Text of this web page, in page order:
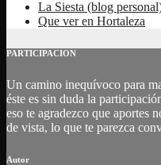
La Siesta (blog
Que ver en Hortaleza
PARTICIPACION
Un camino inequívoco para
éste es sin duda la
eso te agradezco que aportes
de vista, lo que te parezca
Autor